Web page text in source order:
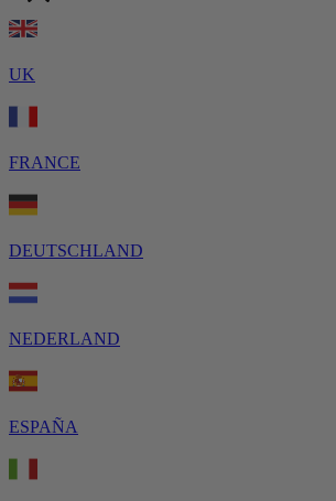
UK
FRANCE
DEUTSCHLAND
NEDERLAND
ESPAÑA